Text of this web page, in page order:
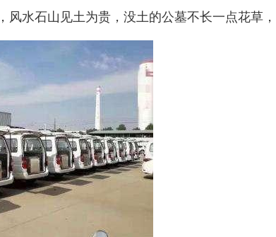
风水石山见土为贵，没土的公墓不长一点花草，